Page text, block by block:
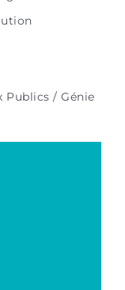
Publics / Génie